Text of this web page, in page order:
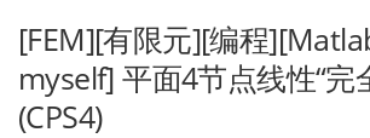
[自编程序]
[FEM][有限元][编程
myself] 平面4节点线性“完
(CPS4)